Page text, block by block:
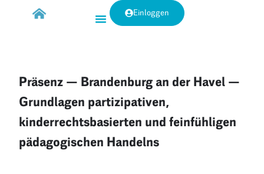
Einloggen
Präsenz — Brandenburg an der Havel —
Grundlagen partizipativen,
kinderrechtsbasierten und feinfühligen
pädagogischen Handelns